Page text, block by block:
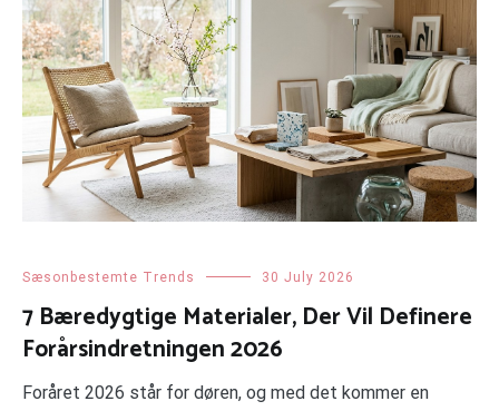
Sæsonbestemte Trends 30 July 2026
7 Bæredygtige Materialer, Der Vil Definere
Forårsindretningen 2026
Foråret 2026 står for døren, og med det kommer en